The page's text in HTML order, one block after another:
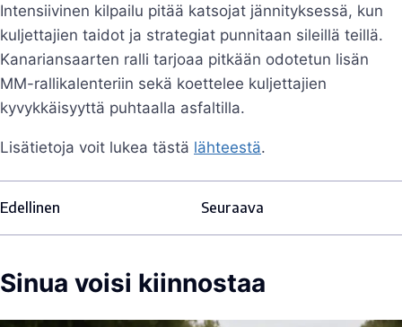
Intensiivinen kilpailu pitää katsojat jännityksessä, kun
kuljettajien taidot ja strategiat punnitaan sileillä teillä.
Kanariansaarten ralli tarjoaa pitkään odotetun lisän
MM-rallikalenteriin sekä koettelee kuljettajien
kyvykkäisyyttä puhtaalla asfaltilla.
Lisätietoja voit lukea tästä lähteestä.
Edellinen Seuraava
Sinua voisi kiinnostaa